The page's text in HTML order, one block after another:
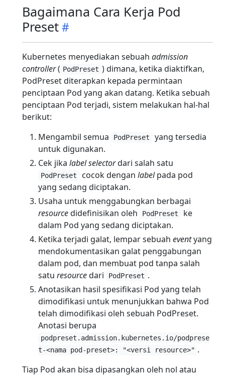
Bagaimana Cara Kerja Pod
Preset
Kubernetes menyediakan sebuah admission
controller( PodPreset ) dimana, ketika diaktifkan,
PodPreset diterapkan kepada permintaan
penciptaan Pod yang akan datang. Ketika sebuah
penciptaan Pod terjadi, sistem melakukan hal-hal
berikut:
Mengambil semua
PodPreset
yang tersedia
untuk digunakan.
Cek jika label selectordari salah satu
PodPreset cocok dengan labelpada pod
yang sedang diciptakan.
Usaha untuk menggabungkan berbagai
resourcedidefinisikan oleh PodPreset
ke
dalam Pod yang sedang diciptakan.
Ketika terjadi galat, lempar sebuah eventyang
mendokumentasikan galat penggabungan
dalam pod, dan membuat pod tanpa salah
satu resourcedari PodPreset .
Anotasikan hasil spesifikasi Pod yang telah
dimodifikasi untuk menunjukkan bahwa Pod
telah dimodifikasi oleh sebuah PodPreset.
Anotasi berupa
podpreset.admission.kubernetes.io/podprese
t-<nama pod-preset>: "<versi resource>" .
Tiap Pod akan bisa dipasangkan oleh nol atau